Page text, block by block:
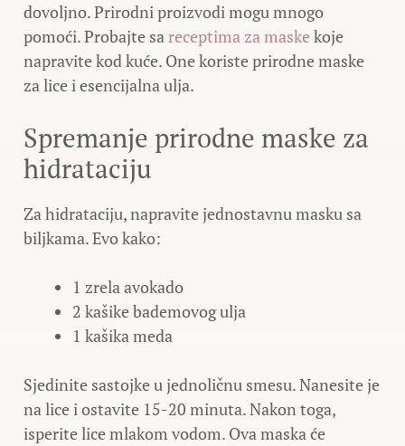
dovoljno. Prirodni proizvodi mogu mnogo
pomoći. Probajte sareceptima za maske koje
napravite kod kuće. One koriste prirodne maske
za lice i esencijalna ulja.
Spremanje prirodne maske za
hidrataciju
Za hidrataciju, napravite jednostavnu masku sa
biljkama. Evo kako:
1 zrela avokado
2 kašike bademovog ulja
1 kašika meda
Sjedinite sastojke u jednoličnu smesu. Nanesite je
na lice i ostavite 15-20 minuta. Nakon toga,
isperite lice mlakom vodom. Ova maska će